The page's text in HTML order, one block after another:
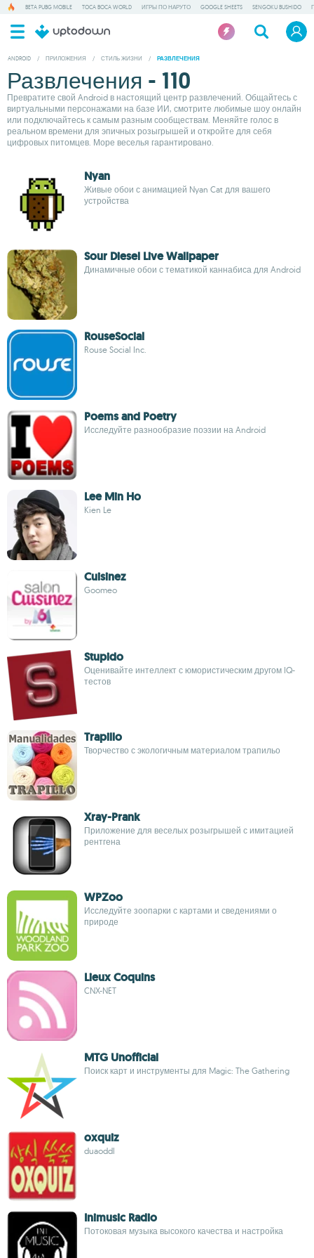
BETA PUBG MOBILE TOCA BOCA WORLD ИГРЫ ПО НАРУТО GOOGLE SHEETS SENGOKU BUSHIDO
ANDROID / ПРИЛОЖЕНИЯ / СТИЛЬ ЖИЗНИ / РАЗВЛЕЧЕНИЯ
Развлечения - 110
Превратите свой Android в настоящий центр развлечений. Общайтесь с
виртуальными персонажами на базе ИИ, смотрите любимые шоу онлайн
или подключайтесь к самым разным сообществам. Меняйте голос в
реальном времени для эпичных розыгрышей и откройте для себя
цифровых питомцев. Море веселья гарантировано.
Nyan
Живые обои с анимацией Nyan Cat для вашего
устройства
Sour Diesel Live Wallpaper
Динамичные обои с тематикой каннабиса для Android
RouseSocial
Rouse Social Inc.
Poems and Poetry
Исследуйте разнообразие поэзии на Android
Lee Min Ho
Kien Le
Cuisinez
Goomeo
Stupido
Оценивайте интеллект с юмористическим другом IQ-
тестов
Trapillo
Творчество с экологичным материалом трапильо
Xray-Prank
Приложение для веселых розыгрышей с имитацией
рентгена
WPZoo
Исследуйте зоопарки с картами и сведениями о
природе
Lieux Coquins
CNX-NET
MTG Unofficial
Поиск карт и инструменты для Magic: The Gathering
oxquiz
duaoddl
Inimusic Radio
Потоковая музыка высокого качества и настройка